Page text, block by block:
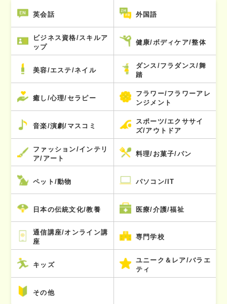
英会話 外国語
ビジネス資格/スキルア
ップ
健康/ボディケア/整体
美容/エステ/ネイル
ダンス/フラダンス/舞
踏
癒し/心理/セラピー
フラワー/フラワーアレ
ンジメント
音楽/演劇/マスコミ
スポーツ/エクササイ
ズ/アウトドア
ファッション/インテリ
ア/アート
料理/お菓子/パン
ペット/動物 パソコン/IT
日本の伝統文化/教養 医療/介護/福祉
通信講座/オンライン講
座
専門学校
キッズ
ユニーク＆レア/バラエ
ティ
その他